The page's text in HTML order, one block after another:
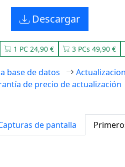
Descargar
1 PC 24,90 € 3 PCs 49,90 €
base de datos
de precio de actualización
de pantalla